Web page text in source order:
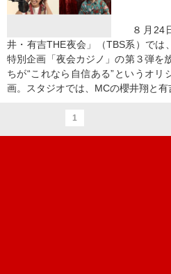
８月24
井・有吉THE夜会」（TBS系）では
特別企画「夜会カジノ」の第３弾
ちが“これなら自信ある”というオ
画。スタジオでは、MCの櫻井翔と有
1